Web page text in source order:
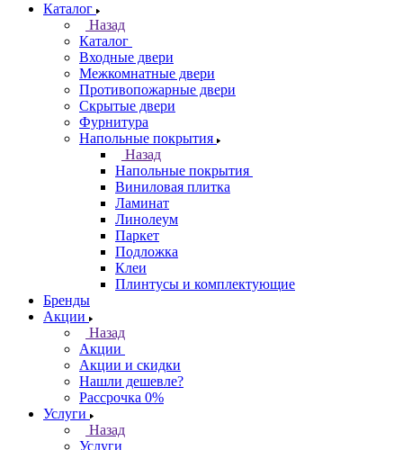
Каталог
Назад
Каталог
Входные двери
Межкомнатные двери
Противопожарные двери
Скрытые двери
Фурнитура
Напольные покрытия
Назад
Напольные покрытия
Виниловая плитка
Ламинат
Линолеум
Паркет
Подложка
Клеи
Плинтусы и комплектующие
Бренды
Акции
Назад
Акции
Акции и скидки
Нашли дешевле?
Рассрочка 0%
Услуги
Назад
Услуги